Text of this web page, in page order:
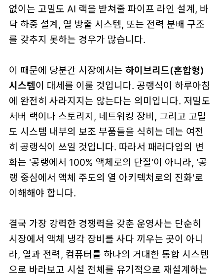
없이는 고밀도 AI 랙을 받쳐줄 파이프 라인 설계, 바
닥 하중 설계, 열 방출 시스템, 또는 전력 분배 구조
를 갖추지 못하는 경우가 많습니다.
이 때문에 당분간 시장에서는 하이브리드(혼합형)
시스템이 대세를 이룰 것입니다. 공랭식이 하루아침
에 완전히 사라지지는 않는다는 의미입니다. 저밀도
서버 랙이나 스토리지, 네트워킹 장비, 그리고 고밀
도 시스템 내부의 보조 부품들을 식히는 데는 여전
히 공랭식이 쓰일 것입니다. 따라서 패러다임의 변
화는 '공랭에서 100% 액체로의 단절'이 아니라, '공
랭 중심에서 액체 주도의 열 아키텍처로의 진화'로
이해해야 합니다.
결국 가장 강력한 경쟁력을 갖춘 운영사는 단순히
시장에서 액체 냉각 장비를 사다 끼우는 곳이 아니
라, 열과 전력, 컴퓨터를 하나의 거대한 통합 시스템
으로 바라보고 시설 전체를 유기적으로 재설계하는